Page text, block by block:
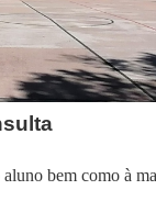
bem como à